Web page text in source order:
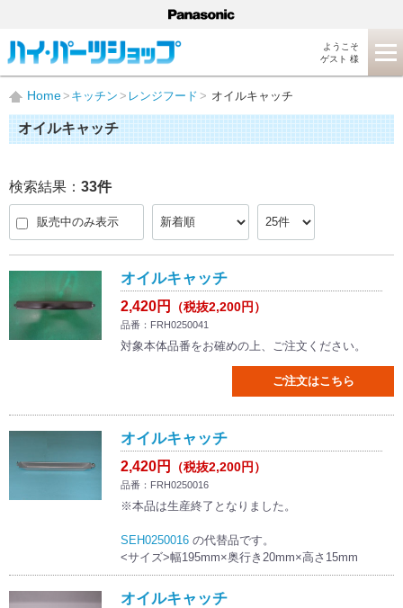
ようこそ
ゲスト 様
Home キッチン レンジフード オイルキャッチ
オイルキャッチ
検索結果： 33件
販売中のみ表示
オイルキャッチ
2,420円 （税抜2,200円）
品番：FRH0250041
対象本体品番をお確めの上、ご注文ください。
ご注文はこちら
オイルキャッチ
2,420円 （税抜2,200円）
品番：FRH0250016
※本品は生産終了となりました。
SEH0250016の代替品です。
<サイズ>幅195mm×奥行き20mm×高さ15mm
オイルキャッチ